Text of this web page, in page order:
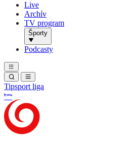
Live
Archív
TV program
Športy
Podcasty
Tipsport liga